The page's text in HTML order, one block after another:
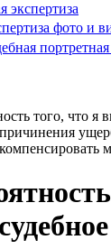
экспертиза
фото и
портретная
того, что я